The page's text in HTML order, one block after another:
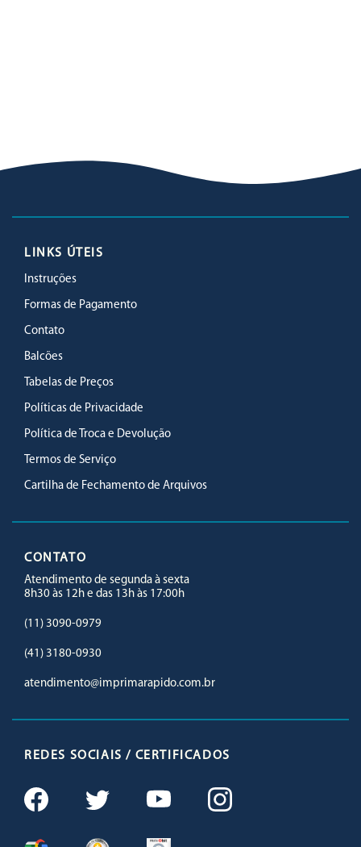
LINKS ÚTEIS
Instruções
Formas de Pagamento
Contato
Balcões
Tabelas de Preços
Políticas de Privacidade
Política de Troca e Devolução
Termos de Serviço
Cartilha de Fechamento de Arquivos
CONTATO
Atendimento de segunda à sexta
8h30 às 12h e das 13h às 17:00h
(11) 3090-0979
(41) 3180-0930
atendimento@imprimarapido.com.br
REDES SOCIAIS / CERTIFICADOS